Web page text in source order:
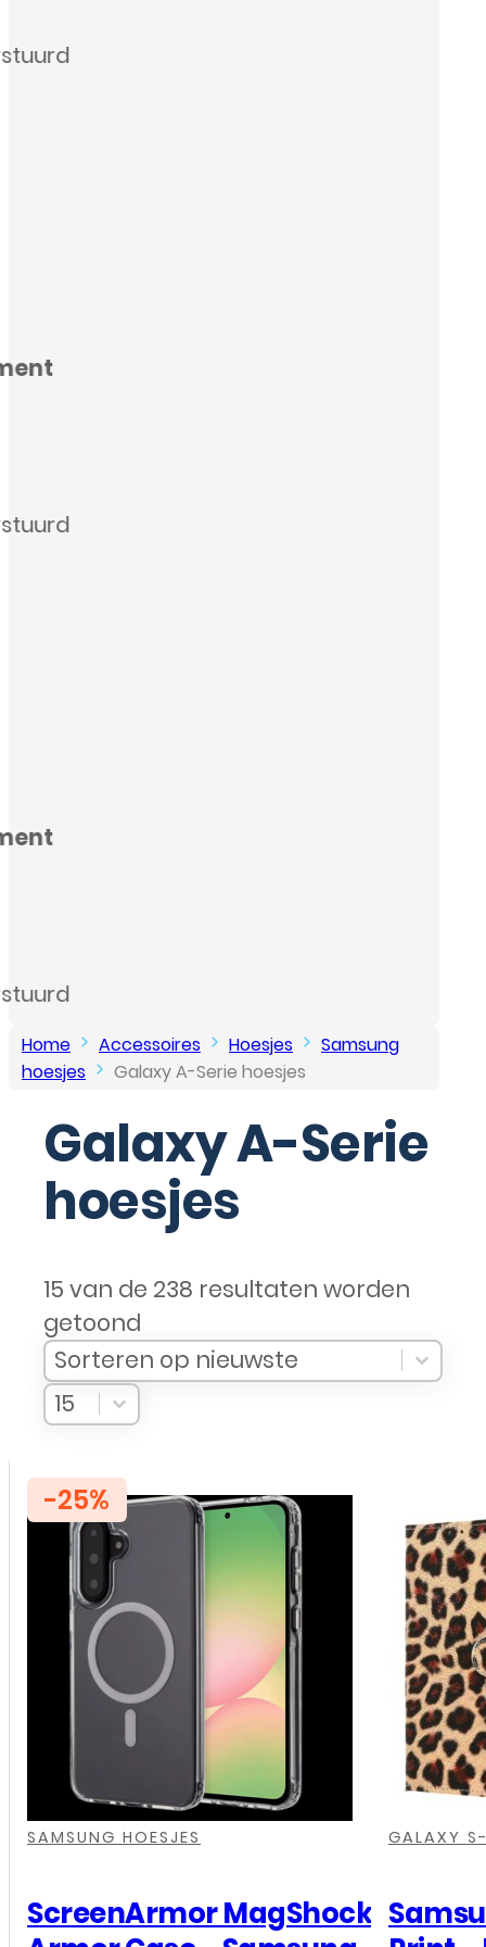
Home Accessoires Hoesjes
Samsung
hoesjes
Galaxy A-Serie hoesjes
Galaxy A-Serie
hoesjes
15 van de 238 resultaten worden
getoond
Sort Products
Sort content
Sorteren op nieuwste
Sort content
Select number per page
15
Select number per page
SAMSUNG HOESJES
ScreenArmor MagShock
-25%
GALAXY